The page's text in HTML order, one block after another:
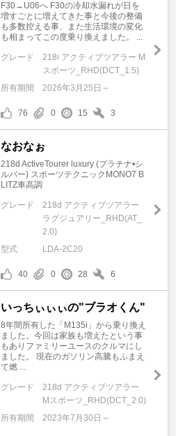
F30→U06へ F30の冷却水漏れが日を
増すごとに増えてきた事と今後の整備
も多数控える事、また生活環境の変化
も相まってこの度乗り換えました。 ...
グレード
218i アクティブツアラー M
スポーツ_RHD(DCT_1.5)
所有期間
2026年3月25日～
76 0 15 3
なおなぉ
218d ActiveTourer luxury (プラチナ•シ
ルバー) スポーツテクニックMONO7 B
LITZ車高調
グレード
218d アクティブツアラー
ラグジュアリー_RHD(AT_
2.0)
型式
LDA-2C20
40 0 28 6
いっちぃぃぃの"ブラオくん"
8年間所有した「M135i」から乗り換え
ました。今回は家族も増えたという事
もありファミリーユースのクルマにし
ました。 現在のガソリン高騰もふまえ
て燃 ...
グレード
218d アクティブツアラー
Mスポーツ_RHD(DCT_2.0)
所有期間
2023年7月30日～